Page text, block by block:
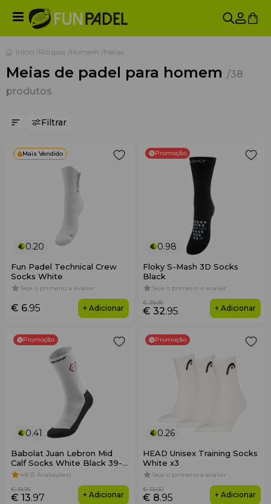
Início Roupas Homem Meias
Meias de padel para homem /38
produtos
Filtrar
Mais Vendido
0.20
Fun Padel Technical Crew
Socks White
Seja o primeiro a avaliar
€ 6.95 + Adicionar
Promoção
0.98
Floky S-Mash 3D Socks
Black
Seja o primeiro a avaliar
€ 32.95
€ 39.95
+ Adicionar
Promoção
0.41
Babolat Juan Lebron Mid
Calf Socks White Black 39-
424.8 (5 Avaliações)
€ 13.97
€ 19.95
+ Adicionar
Promoção
0.26
HEAD Unisex Training Socks
White x3
Seja o primeiro a avaliar
€ 8.95
€ 13.00
+ Adicionar